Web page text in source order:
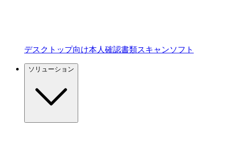
デスクトップ向け本人確認書類スキャンソフト
ソリューション